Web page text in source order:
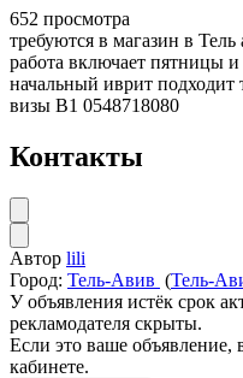
652 просмотра
требуются в магазин в
работа включает пятницы
начальный иврит подходит
визы В1 0548718080
Контакты
Автор lili
Город: Тель-Авив (Тель-
У объявления истёк срок
рекламодателя скрыты.
Если это ваше
кабинете.